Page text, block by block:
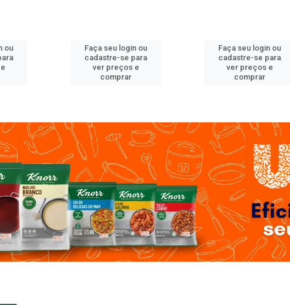
ou
Faça seu login ou
cadastre-se para
ver preços e
comprar
Faça seu login ou
cadastre-se para
ver preços e
comprar